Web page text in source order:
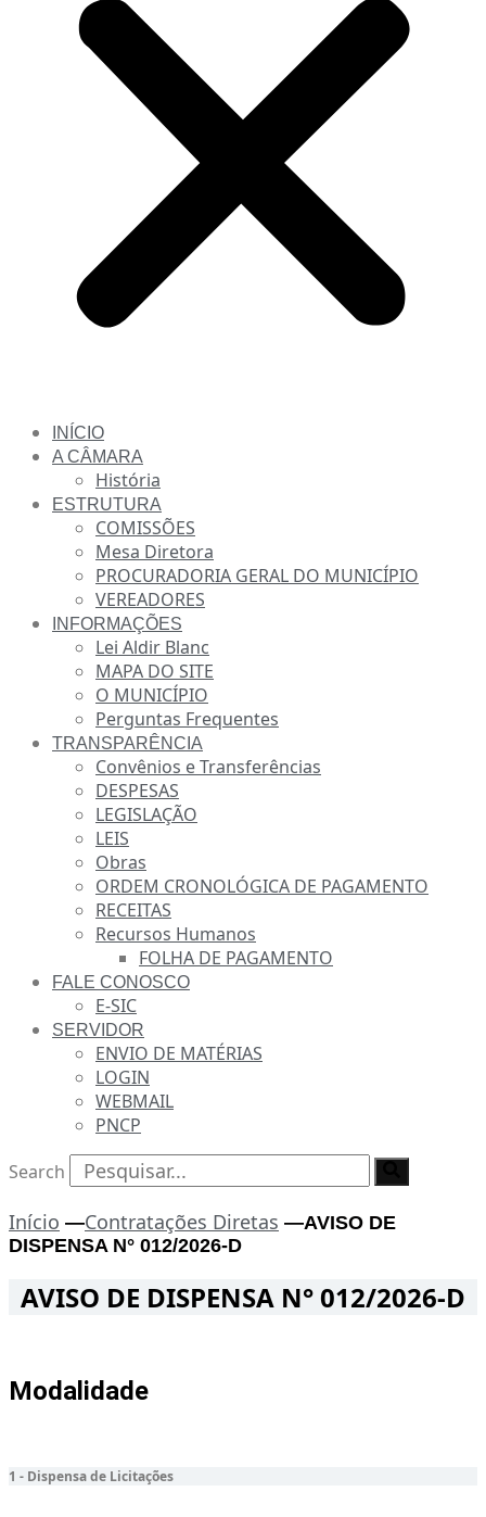
INÍCIO
A CÂMARA
História
ESTRUTURA
COMISSÕES
Mesa Diretora
PROCURADORIA GERAL DO MUNICÍPIO
VEREADORES
INFORMAÇÕES
Lei Aldir Blanc
MAPA DO SITE
O MUNICÍPIO
Perguntas Frequentes
TRANSPARÊNCIA
Convênios e Transferências
DESPESAS
LEGISLAÇÃO
LEIS
Obras
ORDEM CRONOLÓGICA DE PAGAMENTO
RECEITAS
Recursos Humanos
FOLHA DE PAGAMENTO
FALE CONOSCO
E-SIC
SERVIDOR
ENVIO DE MATÉRIAS
LOGIN
WEBMAIL
PNCP
Search
Início —Contratações Diretas —AVISO DE
DISPENSA N° 012/2026-D
AVISO DE DISPENSA N° 012/2026-D
Modalidade
1 - Dispensa de Licitações